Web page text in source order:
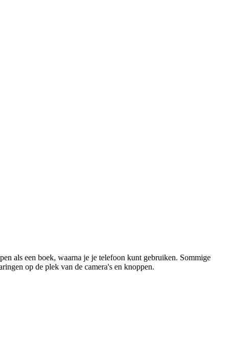
als een boek, waarna je je telefoon kunt gebruiken. Sommige
op de plek van de camera's en knoppen.